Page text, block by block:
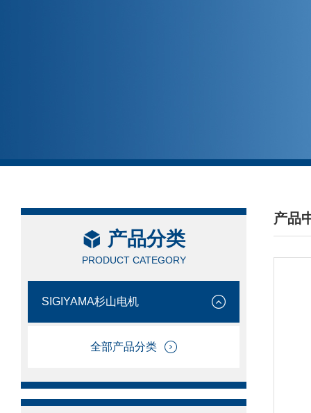
产品分类
PRODUCT CATEGORY
SIGIYAMA杉山电机
全部产品分类
产品
/